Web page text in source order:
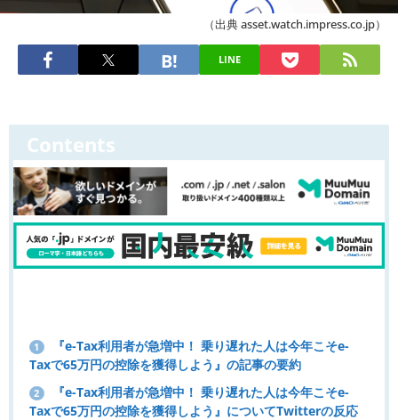
（出典 asset.watch.impress.co.jp）
LINE
Contents
1
『e-Tax利用者が急増中！ 乗り遅れた人は今年こそe-
Taxで65万円の控除を獲得しよう』の記事の要約
2
『e-Tax利用者が急増中！ 乗り遅れた人は今年こそe-
Taxで65万円の控除を獲得しよう』についてTwitterの反応